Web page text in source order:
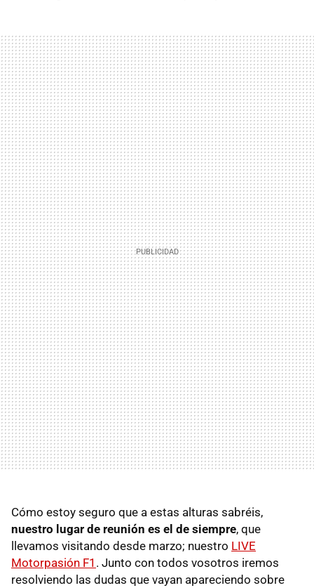
Cómo estoy seguro que a estas alturas sabréis,
nuestro lugar de reunión es el de siempre, que
llevamos visitando desde marzo; nuestro LIVE
Motorpasión F1 . Junto con todos vosotros iremos
resolviendo las dudas que vayan apareciendo sobre